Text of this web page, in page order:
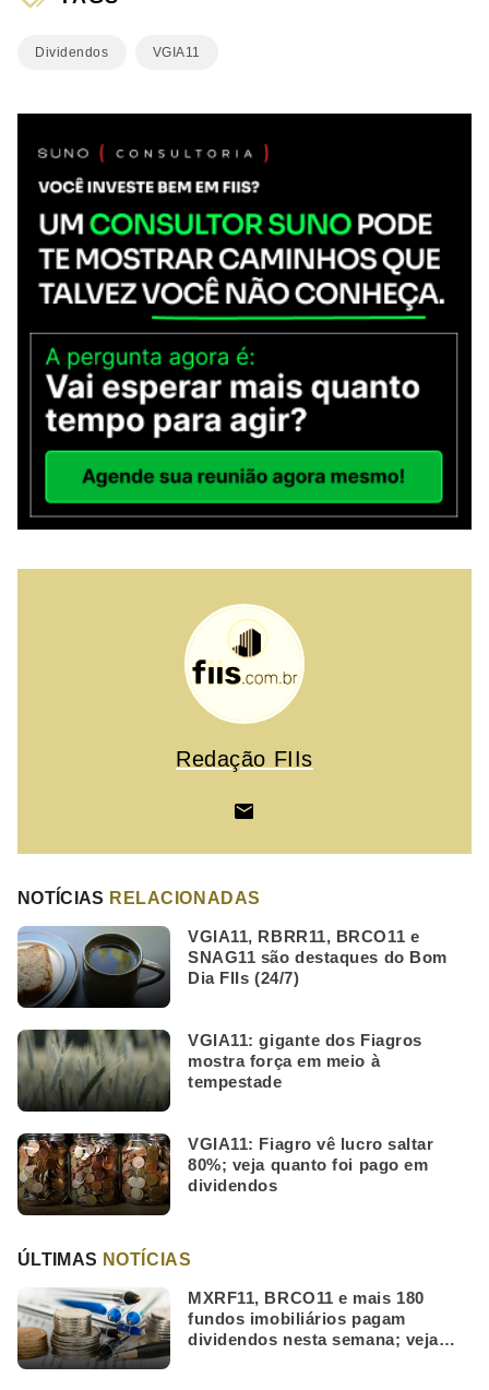
Dividendos VGIA11
Redação FIIs
NOTÍCIAS RELACIONADAS
VGIA11, RBRR11, BRCO11 e
SNAG11 são destaques do Bom
Dia FIIs (24/7)
VGIA11: gigante dos Fiagros
mostra força em meio à
tempestade
VGIA11: Fiagro vê lucro saltar
80%; veja quanto foi pago em
dividendos
ÚLTIMAS NOTÍCIAS
MXRF11, BRCO11 e mais 180
fundos imobiliários pagam
dividendos nesta semana; veja